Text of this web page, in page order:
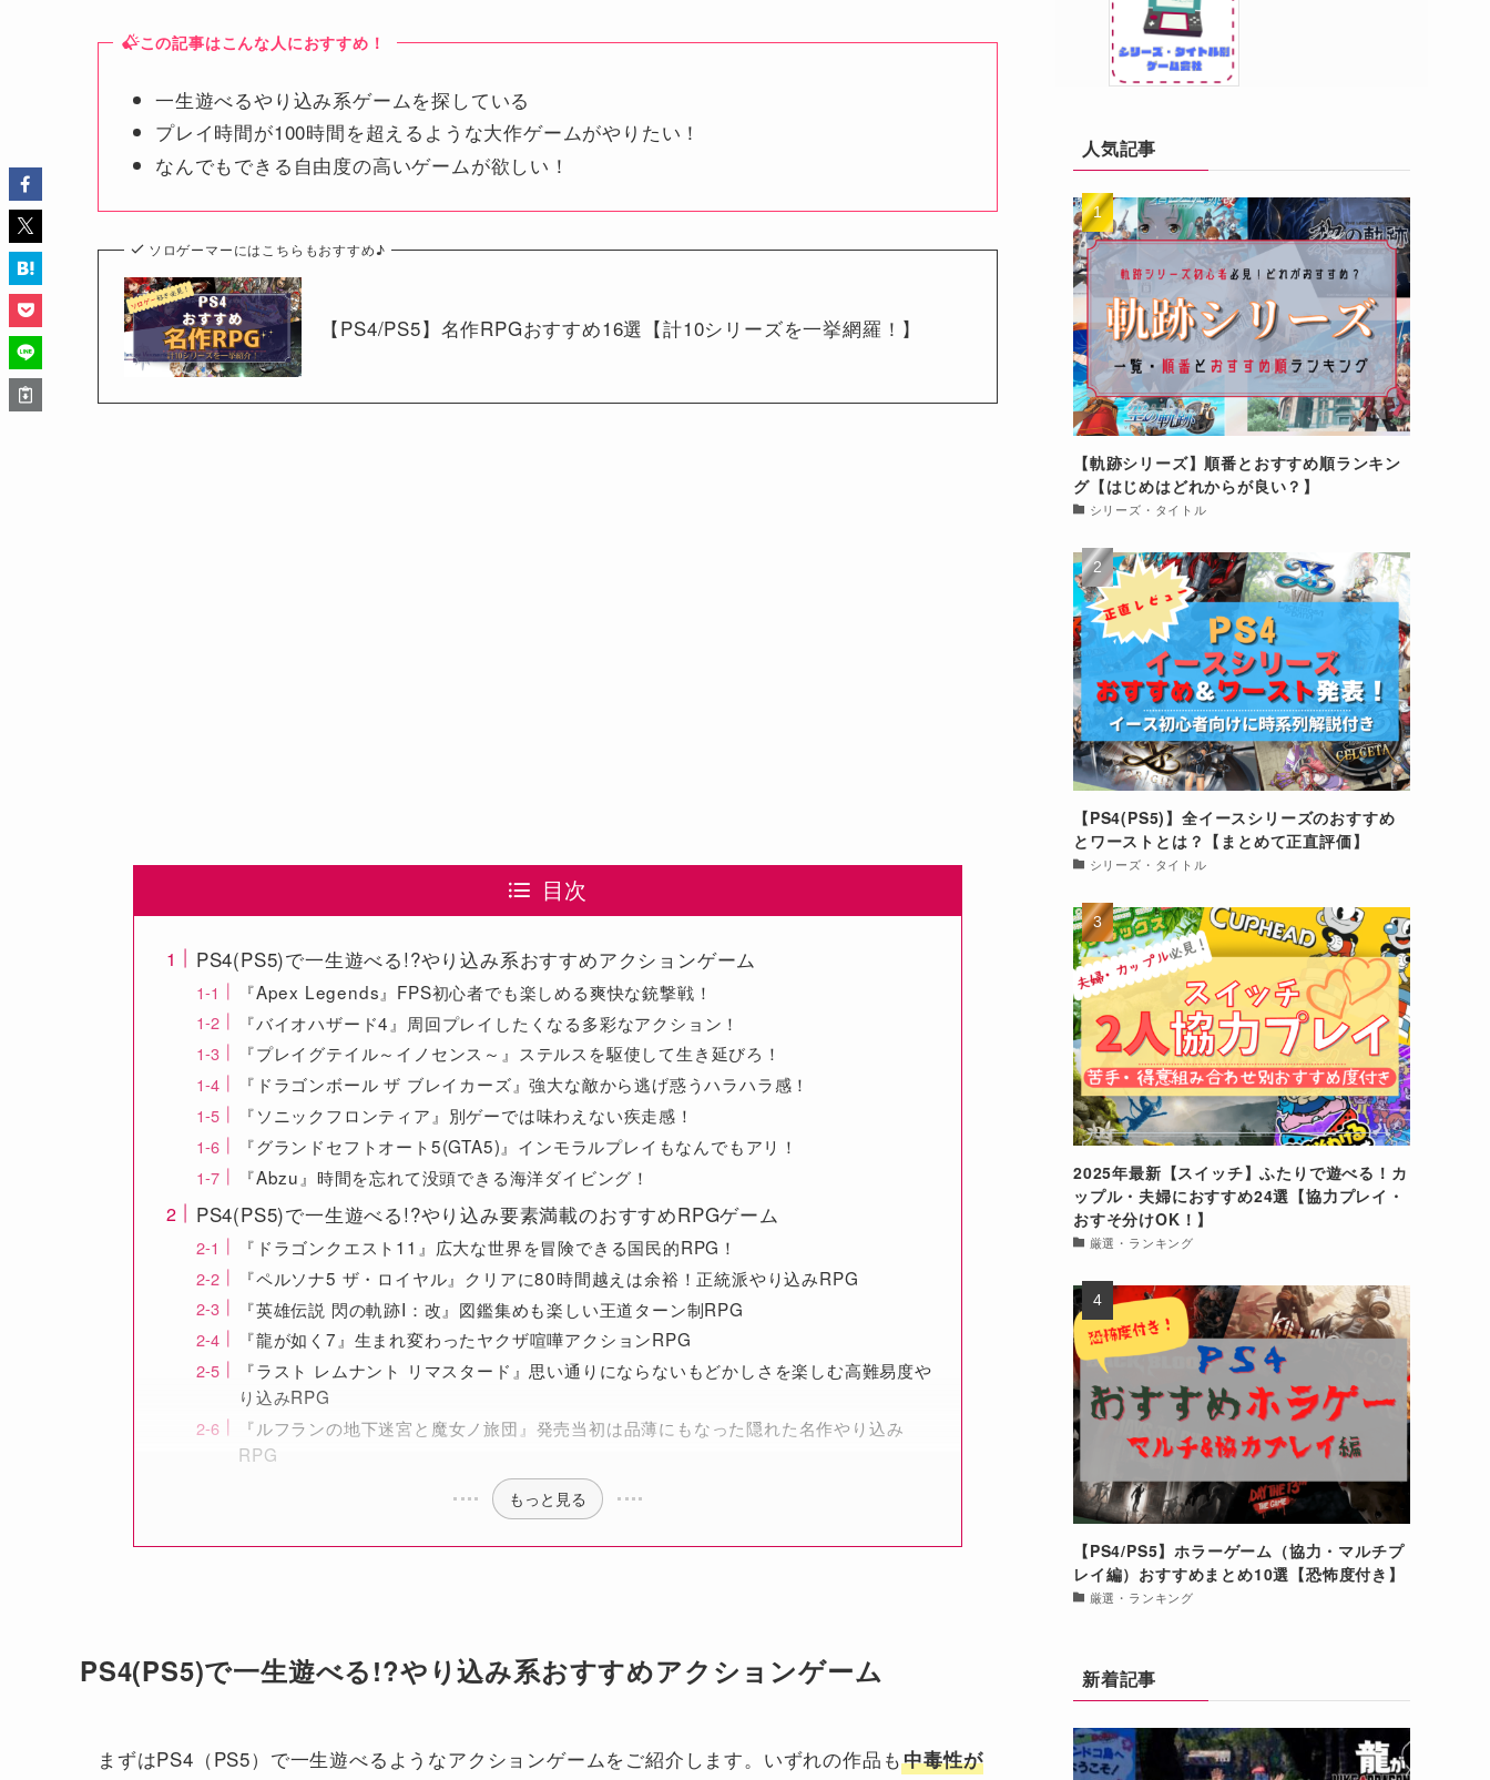
この記事はこんな人におすすめ！
一生遊べるやり込み系ゲームを探している
プレイ時間が100時間を超えるような大作ゲームがやりたい！
なんでもできる自由度の高いゲームが欲しい！
ソロゲーマーにはこちらもおすすめ♪
【PS4/PS5】名作RPGおすすめ16選【計10シリーズを一挙網羅！】
目次
PS4(PS5)で一生遊べる!?やり込み系おすすめアクションゲーム
『Apex Legends』FPS初心者でも楽しめる爽快な銃撃戦！
『バイオハザード4』周回プレイしたくなる多彩なアクション！
『プレイグテイル～イノセンス～』ステルスを駆使して生き延びろ！
『ドラゴンボール ザ ブレイカーズ』強大な敵から逃げ惑うハラハラ感！
『ソニックフロンティア』別ゲーでは味わえない疾走感！
『グランドセフトオート5(GTA5)』インモラルプレイもなんでもアリ！
『Abzu』時間を忘れて没頭できる海洋ダイビング！
PS4(PS5)で一生遊べる!?やり込み要素満載のおすすめRPGゲーム
『ドラゴンクエスト11』広大な世界を冒険できる国民的RPG！
『ペルソナ5 ザ・ロイヤル』クリアに80時間越えは余裕！正統派やり込みRPG
『英雄伝説 閃の軌跡I：改』図鑑集めも楽しい王道ターン制RPG
『龍が如く7』生まれ変わったヤクザ喧嘩アクションRPG
『ラスト レムナント リマスタード』思い通りにならないもどかしさを楽しむ高難易度や
り込みRPG
『ルフランの地下迷宮と魔女ノ旅団』発売当初は品薄にもなった隠れた名作やり込み
RPG
もっと見る
PS4(PS5)で一生遊べる!?やり込み系おすすめアクションゲーム
まずはPS4（PS5）で一生遊べるようなアクションゲームをご紹介します。いずれの作品も中毒性が
人気記事
【軌跡シリーズ】順番とおすすめ順ランキン
グ【はじめはどれからが良い？】
シリーズ・タイトル
【PS4(PS5)】全イースシリーズのおすすめ
とワーストとは？【まとめて正直評価】
シリーズ・タイトル
2025年最新【スイッチ】ふたりで遊べる！カ
ップル・夫婦におすすめ24選【協力プレイ・
おすそ分けOK！】
厳選・ランキング
【PS4/PS5】ホラーゲーム（協力・マルチプ
レイ編）おすすめまとめ10選【恐怖度付き】
厳選・ランキング
新着記事